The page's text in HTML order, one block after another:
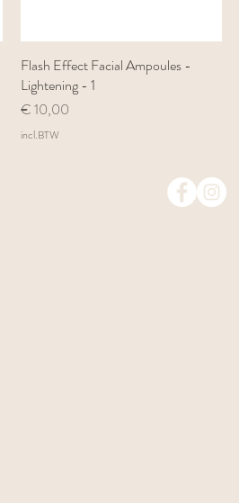
Snel overzicht
Flash Effect Facial Ampoules -
Lightening - 1
Prijs
€ 10,00
incl.BTW